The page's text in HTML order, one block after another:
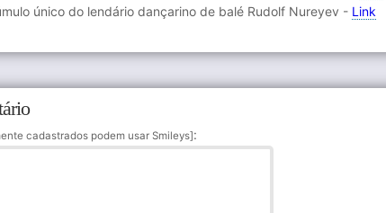
único do lendário dançarino de balé Rudolf Nureyev - Link
cadastrados podem usar Smileys]: